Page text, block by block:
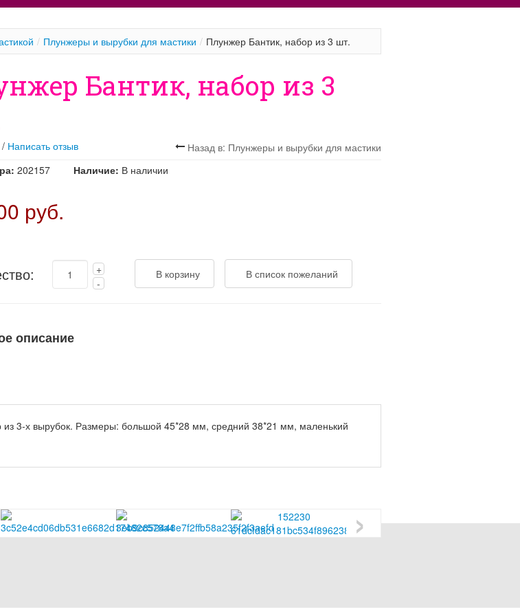
/ Плунжеры и вырубки для мастики / Плунжер Бантик, набор из 3 шт.
Бантик, набор из 3
/ Написать отзыв
202157 Наличие: В наличии
руб.
описание
3-х вырубок. Размеры: большой 45*28 мм, средний 38*21 мм, маленький
›